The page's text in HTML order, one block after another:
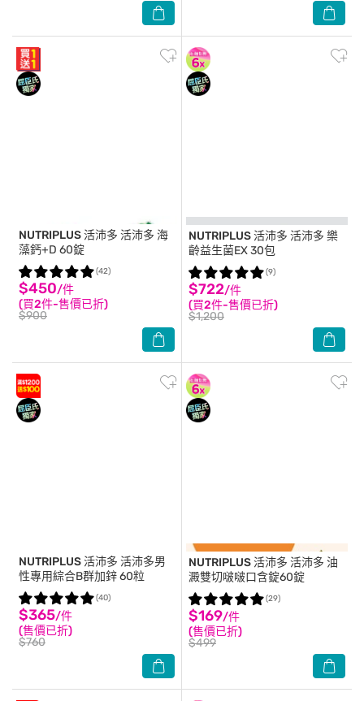
NUTRIPLUS 活沛多 活沛多 海
藻鈣+D 60錠
$450/件
(買2件-售價已折)
$900
(42)
NUTRIPLUS 活沛多 活沛多 樂
齡益生菌EX 30包
$722/件
(買2件-售價已折)
$1,200
(9)
NUTRIPLUS 活沛多 活沛多男
性專用綜合B群加鋅 60粒
$365/件
(售價已折)
$760
(40)
NUTRIPLUS 活沛多 活沛多 油
澱雙切啵啵口含錠60錠
$169/件
(售價已折)
$499
(29)